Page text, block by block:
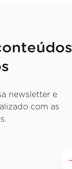
newsletter e
com as